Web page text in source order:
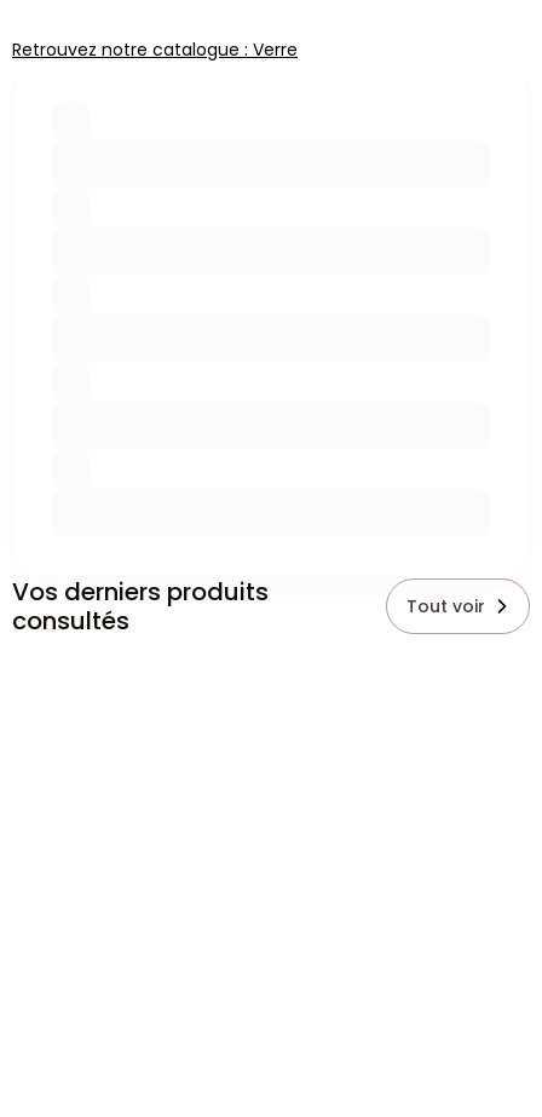
Retrouvez notre catalogue : Verre
Vos derniers produits
consultés
Tout voir